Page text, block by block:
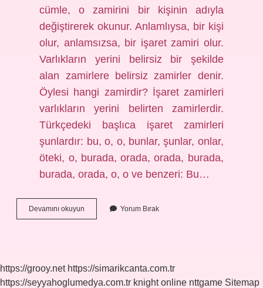
cümle, o zamirini bir kişinin adıyla
değiştirerek okunur. Anlamlıysa, bir kişi
olur, anlamsızsa, bir işaret zamiri olur.
Varlıkların yerini belirsiz bir şekilde
alan zamirlere belirsiz zamirler denir.
Öylesi hangi zamirdir? İşaret zamirleri
varlıkların yerini belirten zamirlerdir.
Türkçedeki başlıca işaret zamirleri
şunlardır: bu, o, o, bunlar, şunlar, onlar,
öteki, o, burada, orada, orada, burada,
burada, orada, o, o ve benzeri: Bu…
Devamını okuyun
Zamir
Yorum Bırak
https://grooy.net https://simarikcanta.com.tr
https://seyyahoglumedya.com.tr knight online nttgame Sitemap